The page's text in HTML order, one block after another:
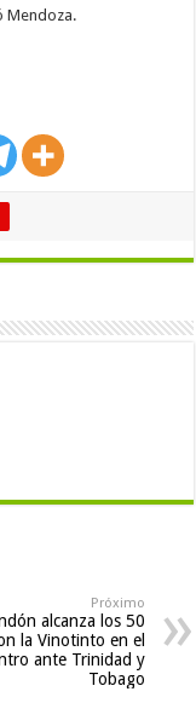
Mendoza.
Próximo
alcanza los 50
la Vinotinto en el
ante Trinidad y
Tobago